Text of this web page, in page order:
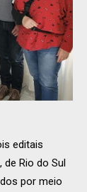
editais
Rio do Sul
por meio